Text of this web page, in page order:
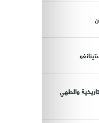
والطهي